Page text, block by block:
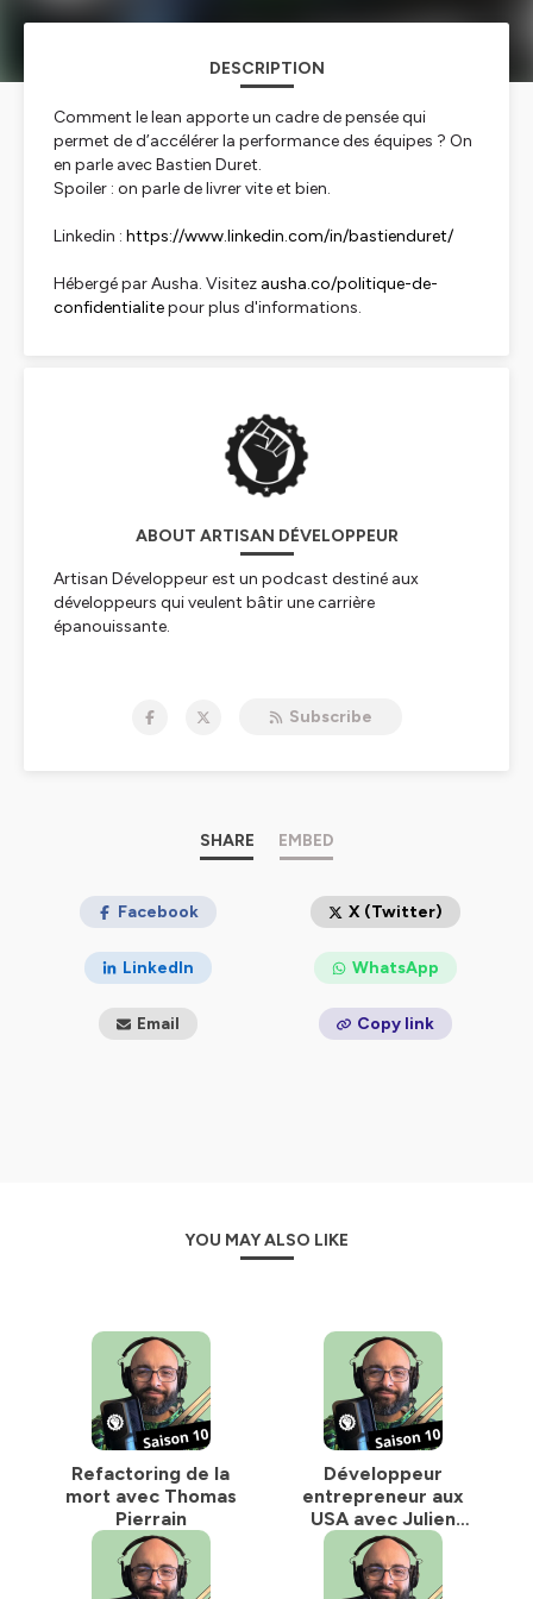
DESCRIPTION
Comment le lean apporte un cadre de pensée qui
permet de d’accélérer la performance des équipes ? On
en parle avec Bastien Duret.
Spoiler : on parle de livrer vite et bien.
Linkedin : https://www.linkedin.com/in/bastienduret/
Hébergé par Ausha. Visitez ausha.co/politique-de-
confidentialitepour plus d'informations.
ABOUT ARTISAN DÉVELOPPEUR
Artisan Développeur est un podcast destiné aux
développeurs qui veulent bâtir une carrière
épanouissante.
Subscribe
SHARE EMBED
Facebook X (Twitter)
LinkedIn WhatsApp
Email Copy link
YOU MAY ALSO LIKE
Refactoring de la
mort avec Thomas
Pierrain
Développeur
entrepreneur aux
USA avec Julien
Delange 2025